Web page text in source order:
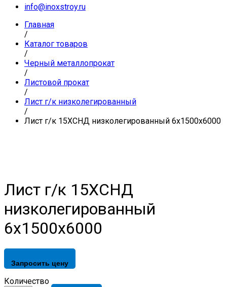
info@inoxstroy.ru
Главная
/
Каталог товаров
/
Черный металлопрокат
/
Листовой прокат
/
Лист г/к низколегированный
/
Лист г/к 15ХСНД низколегированный 6х1500х6000
Лист г/к 15ХСНД
низколегированный
6х1500х6000
Запросить цену
Лист
Количество